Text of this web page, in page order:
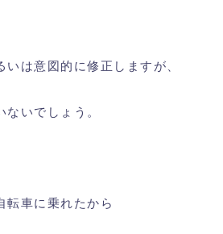
いは意図的に修正しますが、
いでしょう。
転車に乗れたから